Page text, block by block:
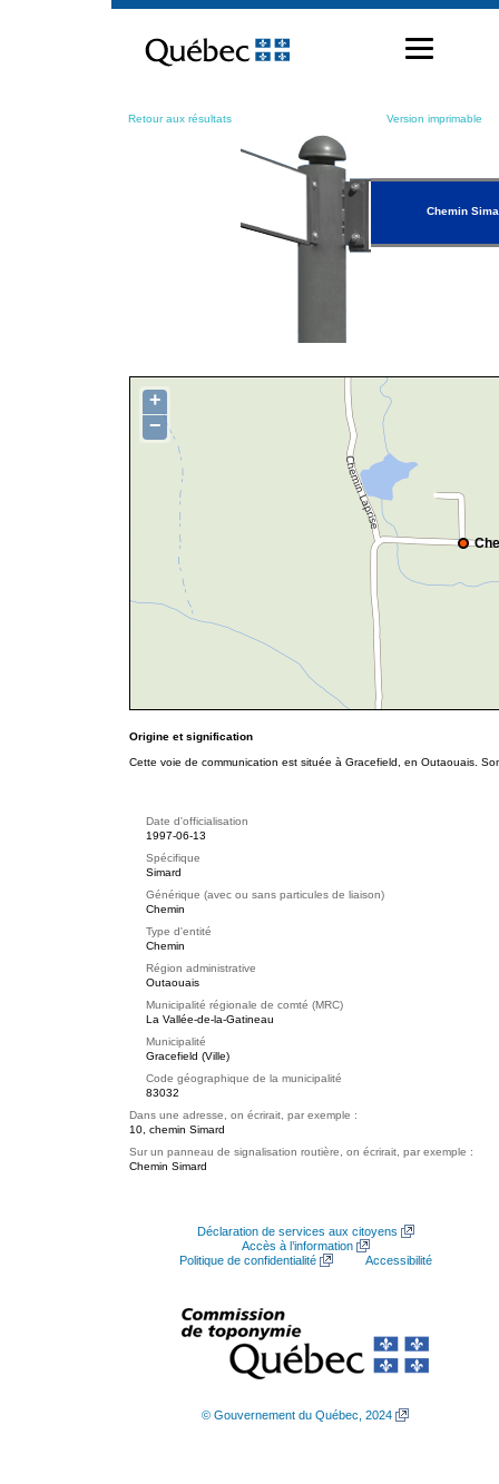
contenu
Retour aux résultats Version imprimable
Chemin
+
−
Origine et signification
Cette voie de communication est située à Gracefield, en Outaouais.
Date d'officialisation
1997-06-13
Spécifique
Simard
Générique (avec ou sans particules de liaison)
Chemin
Type d'entité
Chemin
Région administrative
Outaouais
Municipalité régionale de comté (MRC)
La Vallée-de-la-Gatineau
Municipalité
Gracefield (Ville)
Code géographique de la municipalité
83032
Dans une adresse, on écrirait, par exemple :
10, chemin Simard
Sur un panneau de signalisation routière, on écrirait, par exemple :
Chemin Simard
Déclaration de services aux citoyens
Accès à l’information
Politique de confidentialité
Accessibilité
© Gouvernement du Québec, 2024